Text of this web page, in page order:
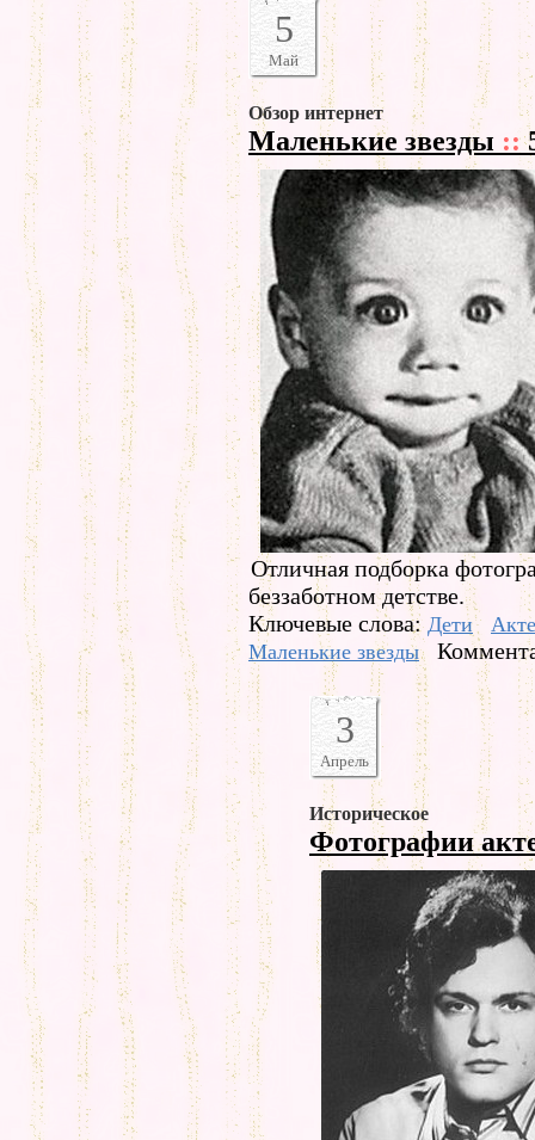
5
Май
Обзор интернет
Маленькие звезды ::
Отличная подборка
беззаботном детстве.
Ключевые слова:Дети
Маленькие звезды
3
Апрель
Историческое
Фотографии